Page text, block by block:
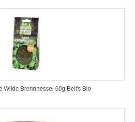
Wilde Brennnessel 60g Belt's Bio